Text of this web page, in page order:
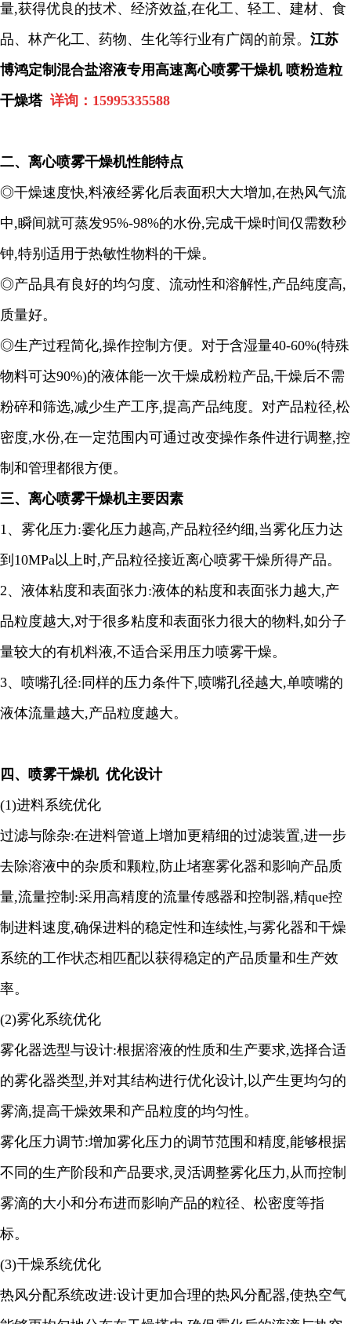
量,获得优良的技术、经济效益,在化工、轻工、建材、食
品、林产化工、药物、生化等行业有广阔的前景。 江苏
博鸿定制混合盐溶液专用高速离心喷雾干燥机 喷粉造粒
干燥塔 详询： 15995335588
二、 离心喷雾干燥机性能特点
◎干燥速度快,料液经雾化后表面积大大增加,在热风气流
中,瞬间就可蒸发95%-98%的水份,完成干燥时间仅需数秒
钟,特别适用于热敏性物料的干燥。
◎产品具有良好的均匀度、流动性和溶解性,产品纯度高,
质量好。
◎生产过程简化,操作控制方便。对于含湿量40-60%(特殊
物料可达90%)的液体能一次干燥成粉粒产品,干燥后不需
粉碎和筛选,减少生产工序,提高产品纯度。对产品粒径,松
密度,水份,在一定范围内可通过改变操作条件进行调整,控
制和管理都很方便。
三、 离心喷雾干燥机主要因素
1、 雾化压力:霎化压力越高,产品粒径约细 ,当雾化压力达
到 10MPa以上时,产品粒径接近离心喷雾干燥所得产品。
2、 液体粘度和表面张力:液体的粘度和表面张力越大,产
品粒度越大,对于很多粘度和表面张力很大的物料,如分子
量较大的有机料液,不适合采用压力喷雾干燥。
3、 喷嘴孔径: 同样的压力条件下,喷嘴孔径越大,单喷嘴的
液体流量越大,产品粒度越大。
四、 喷雾干燥机 优化设计
(1)进料系统优化
过滤与除杂:在进料管道上增加更精细的过滤装置,进一步
去除溶液中的杂质和颗粒,防止堵塞雾化器和影响产品质
量,流量控制:采用高精度的流量传感器和控制器,精que控
制进料速度,确保进料的稳定性和连续性,与雾化器和干燥
系统的工作状态相匹配以获得稳定的产品质量和生产效
率。
(2)雾化系统优化
雾化器选型与设计:根据溶液的性质和生产要求,选择合适
的雾化器类型,并对其结构进行优化设计,以产生更均匀的
雾滴,提高干燥效果和产品粒度的均匀性。
雾化压力调节:增加雾化压力的调节范围和精度,能够根据
不同的生产阶段和产品要求,灵活调整雾化压力,从而控制
雾滴的大小和分布进而影响产品的粒径、松密度等指
标。
(3)干燥系统优化
热风分配系统改进:设计更加合理的热风分配器,使热空气